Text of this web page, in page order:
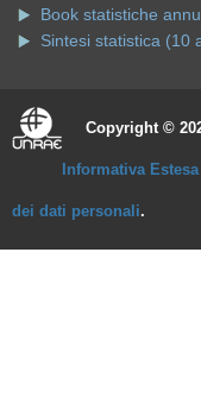
Book statistiche
Sintesi statistica (10
Copyright ©
Informativa
dei dati personali.